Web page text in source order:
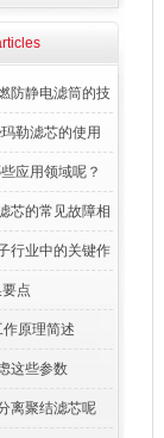
防静电滤筒的技
勒滤芯的使用
应用领域呢？
芯的常见故障相
行业中的关键作
点
原理简述
这些参数
离聚结滤芯呢